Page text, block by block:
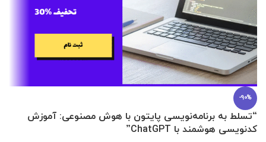
-90%
“تسلط به برنامه‌نویسی پایتون با هوش مصنوعی: آموزش
کدنویسی هوشمند با ChatGPT”